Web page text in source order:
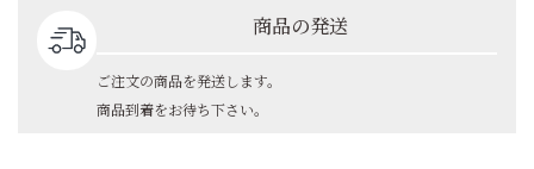
商品の発送
ご注文の商品を発送します。
商品到着をお待ち下さい。